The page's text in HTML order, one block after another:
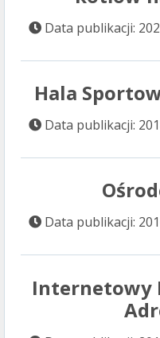
Data publikacji:
Hala
Data publikacji:
Data publikacji:
Internetowy